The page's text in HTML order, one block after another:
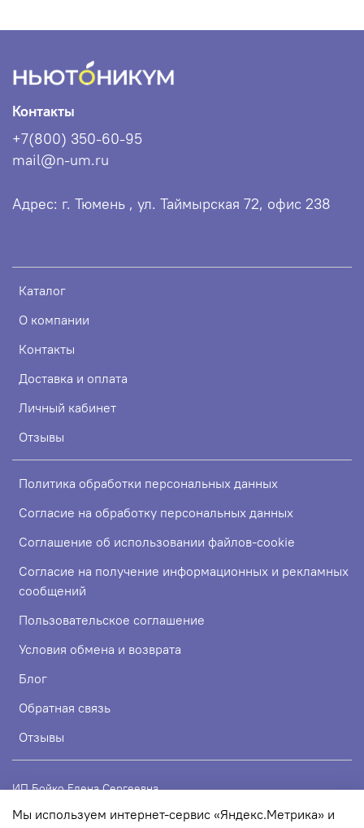
Каталог
О компании
Контакты
Доставка и оплата
Личный кабинет
Отзывы
Политика обработки персональных данных
Согласие на обработку персональных данных
Соглашение об использовании файлов-cookie
Согласие на получение информационных и рекламных
сообщений
Пользовательское соглашение
Условия обмена и возврата
Блог
Обратная связь
Отзывы
Контакты
+7(800) 350-60-95
mail@n-um.ru
Адрес: г. Тюмень , ул. Таймырская 72, офис 238
ИП Бойко Елена Сергеевна
ИНН 720319113307
Мы используем интернет-сервис «Яндекс.Метрика» и